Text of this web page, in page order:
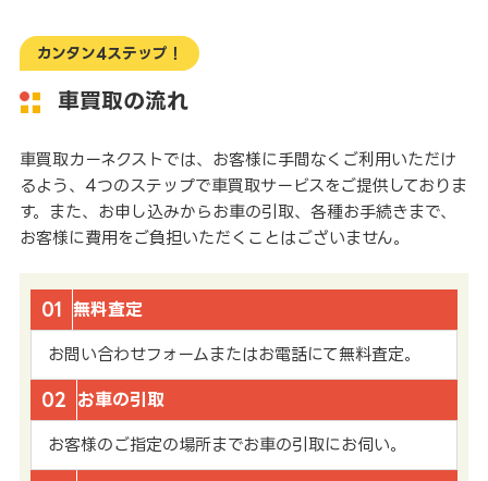
カンタン4ステップ！
車買取の流れ
車買取カーネクストでは、お客様に手間なくご利用いただけ
るよう、4つのステップで車買取サービスをご提供しておりま
す。また、お申し込みからお車の引取、各種お手続きまで、
お客様に費用をご負担いただくことはございません。
01 無料査定
お問い合わせフォームまたはお電話にて無料査定。
02 お車の引取
お客様のご指定の場所までお車の引取にお伺い。